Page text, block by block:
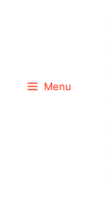
Menu